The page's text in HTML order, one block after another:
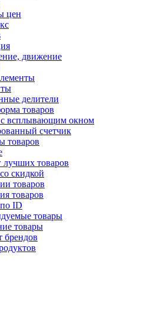
цен
движение
делители
товаров
всплывающим окном
счетчик
товаров
лучших товаров
скидкой
товаров
товаров
ID
товары
товары
брендов